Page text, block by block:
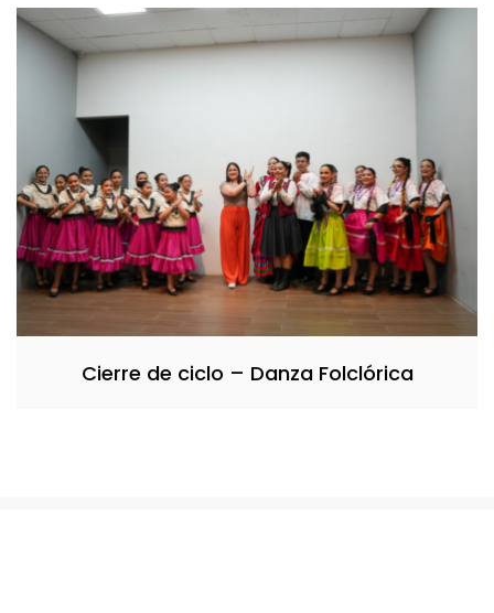
Cierre de ciclo – Danza Folclórica